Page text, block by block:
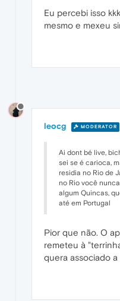
Eu percebi isso
mesmo e mexeu
leocg MODERATOR
Ai dont bé live,
sei se é carioca,
residia no Rio de
no Rio você
algum Quincas,
até em Portugal
Pior que não. O
remeteu à
quera associado a